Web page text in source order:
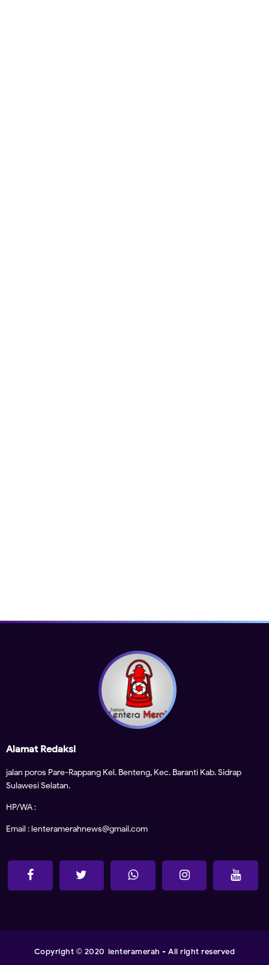
Alamat Redaksi
jalan poros Pare-Rappang Kel. Benteng, Kec. Baranti Kab. Sidrap
Sulawesi Selatan.
HP/WA :
Email : lenteramerahnews@gmail.com
Copyright © 2020 lenteramerah - All right reserved